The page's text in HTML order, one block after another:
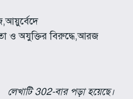
ও অযুক্তির বিরুদ্ধে,আরজ
লেখাটি 302-বার পড়া হয়েছে।